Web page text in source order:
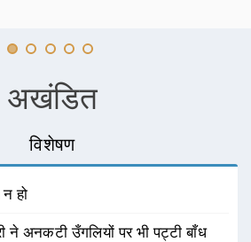
अखंडित
विशेषण
हो
ने अनकटी उँगलियों पर भी पट्टी बाँध